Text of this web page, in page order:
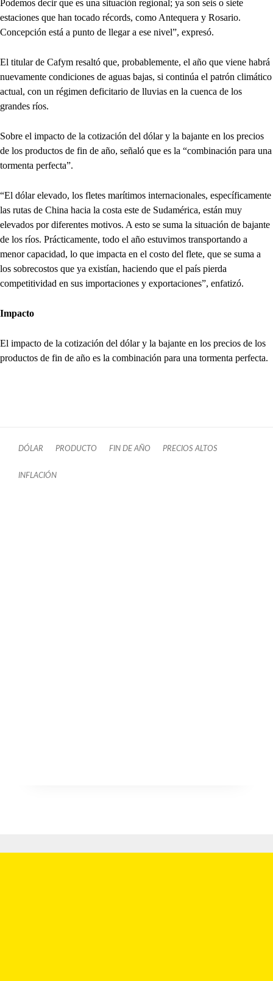
Podemos decir que es una situación regional; ya son seis o siete
estaciones que han tocado récords, como Antequera y Rosario.
Concepción está a punto de llegar a ese nivel”, expresó.
El titular de Cafym resaltó que, probablemente, el año que viene habrá
nuevamente condiciones de aguas bajas, si continúa el patrón climático
actual, con un régimen deficitario de lluvias en la cuenca de los
grandes ríos.
Sobre el impacto de la cotización del dólar y la bajante en los precios
de los productos de fin de año, señaló que es la “combinación para una
tormenta perfecta”.
“El dólar elevado, los fletes marítimos internacionales, específicamente
las rutas de China hacia la costa este de Sudamérica, están muy
elevados por diferentes motivos. A esto se suma la situación de bajante
de los ríos. Prácticamente, todo el año estuvimos transportando a
menor capacidad, lo que impacta en el costo del flete, que se suma a
los sobrecostos que ya existían, haciendo que el país pierda
competitividad en sus importaciones y exportaciones”, enfatizó.
Impacto
El impacto de la cotización del dólar y la bajante en los precios de los
productos de fin de año es la combinación para una tormenta perfecta.
DÓLAR PRODUCTO FIN DE AÑO PRECIOS ALTOS
INFLACIÓN